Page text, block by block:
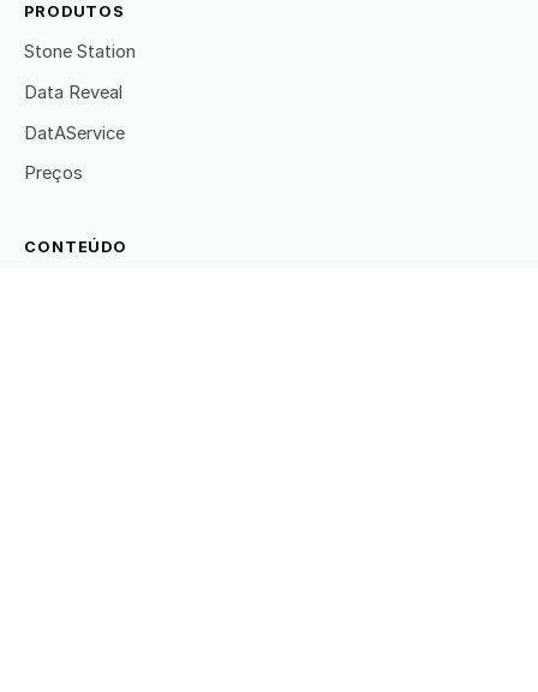
PRODUTOS
Stone Station
Data Reveal
DatAService
Preços
CONTEÚDO